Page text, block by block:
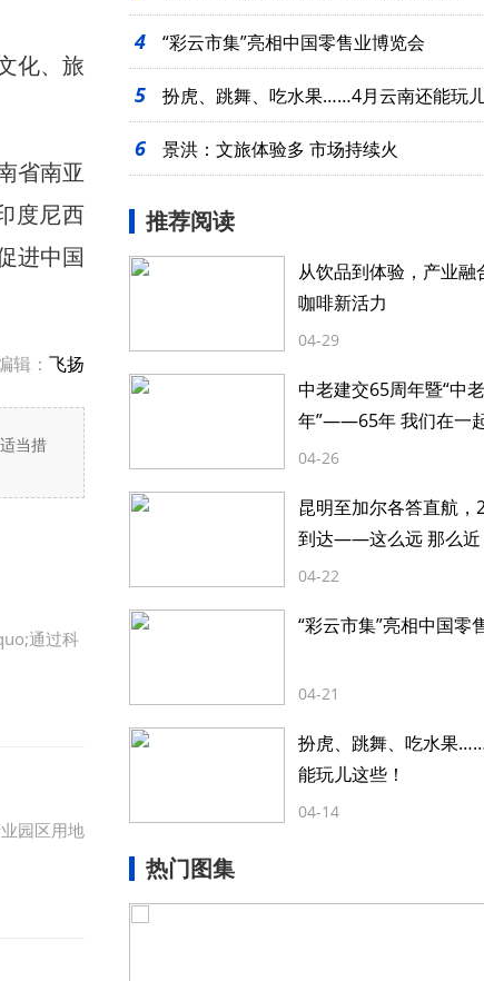
化、旅
省南亚
度尼西
进中国
辑： 飞扬
当措
通过科
园区用地
么近
4 “彩云市集”亮相中国零售业博览会
5 扮虎、跳舞、吃水果……4月云南还能玩
6 景洪：文旅体验多 市场持续火
推荐阅读
从饮品到体验，产业融
咖啡新活力
04-29
中老建交65周年暨“中
年”——65年 我们在一
04-26
昆明至加尔各答直航，
到达——这么远 那么近
04-22
“彩云市集”亮相中国零
04-21
扮虎、跳舞、吃水果
能玩儿这些！
04-14
热门图集